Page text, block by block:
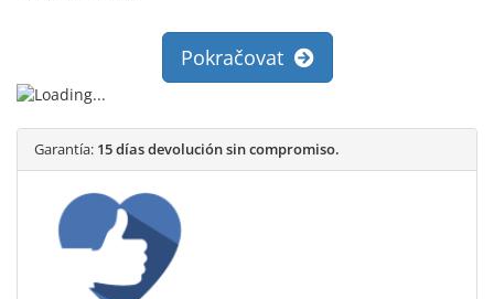
Pokračovat
Garantía: 15 días devolución sin compromiso.